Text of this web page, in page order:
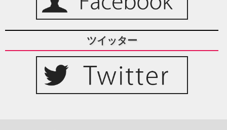
ツイッター